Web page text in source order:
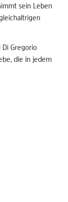
sein Leben
Di Gregorio
die in jedem